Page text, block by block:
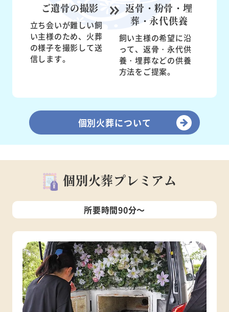
ご遺骨の撮影
立ち会いが難しい飼
い主様のため、火葬
の様子を撮影して送
信します。
返骨・粉骨・ 埋
葬・永代供養
飼い主様の希望に沿
って、返骨・永代供
養・埋葬などの供養
方法をご提案。
個別火葬について
個別火葬プレミアム
所要時間90分～